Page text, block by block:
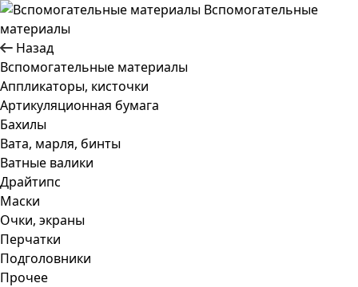
Вспомогательные
материалы
Назад
Вспомогательные материалы
Аппликаторы, кисточки
Артикуляционная бумага
Бахилы
Вата, марля, бинты
Ватные валики
Драйтипс
Маски
Очки, экраны
Перчатки
Подголовники
Прочее